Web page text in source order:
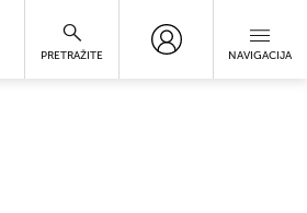
PRETRAŽITE NAVIGACIJA